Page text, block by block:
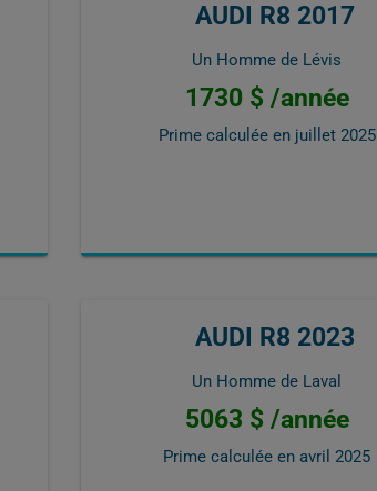
AUDI R8 2017
Un Homme de Lévis
1730 $ /année
Prime calculée en juillet 2025
AUDI R8 2023
Un Homme de Laval
5063 $ /année
Prime calculée en avril 2025